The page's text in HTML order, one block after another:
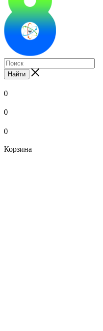
Найти
0
0
0
Корзина